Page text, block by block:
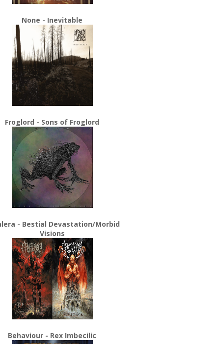
None - Inevitable
Froglord - Sons of Froglord
- Bestial Devastation/Morbid
Visions
Behaviour - Rex Imbecilic